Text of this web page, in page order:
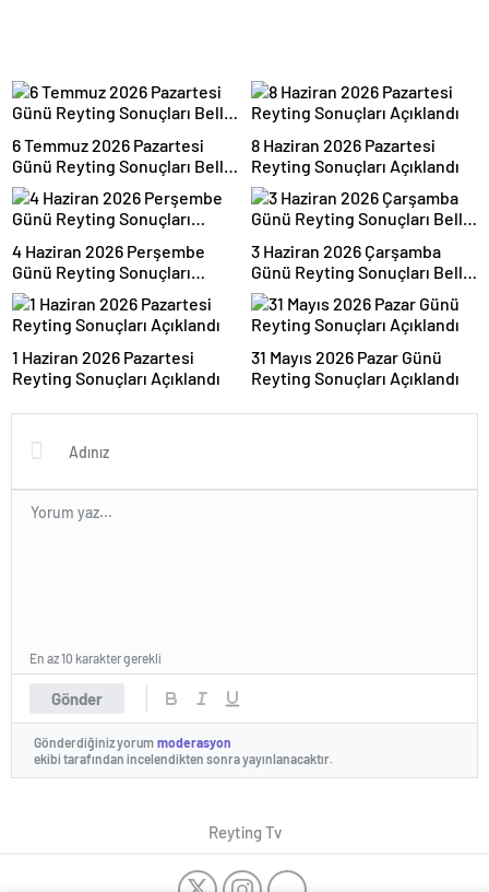
6 Temmuz 2026 Pazartesi
Günü Reyting Sonuçları Belli
Oldu
8 Haziran 2026 Pazartesi
Reyting Sonuçları Açıklandı
4 Haziran 2026 Perşembe
Günü Reyting Sonuçları
Açıklandı
3 Haziran 2026 Çarşamba
Günü Reyting Sonuçları Belli
Oldu
1 Haziran 2026 Pazartesi
Reyting Sonuçları Açıklandı
31 Mayıs 2026 Pazar Günü
Reyting Sonuçları Açıklandı
Gönder
En az 10 karakter gerekli
Gönderdiğiniz yorum moderasyon
ekibi tarafından incelendikten sonra yayınlanacaktır.
Reyting Tv